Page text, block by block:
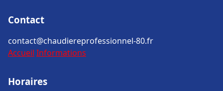
Contact
contact@chaudiereprofessionnel-80.fr
Accueil Informations
Horaires